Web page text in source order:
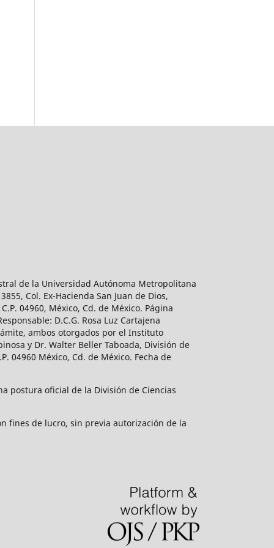
de la Universidad Autónoma Metropolitana
Col. Ex-Hacienda San Juan de Dios,
04960, México, Cd. de México. Página
D.C.G. Rosa Luz Cartajena
ambos otorgados por el Instituto
y Dr. Walter Beller Taboada, División de
04960 México, Cd. de México. Fecha de
postura oficial de la División de Ciencias
fines de lucro, sin previa autorización de la